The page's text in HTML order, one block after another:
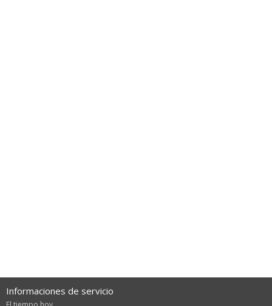
Informaciones de servicio